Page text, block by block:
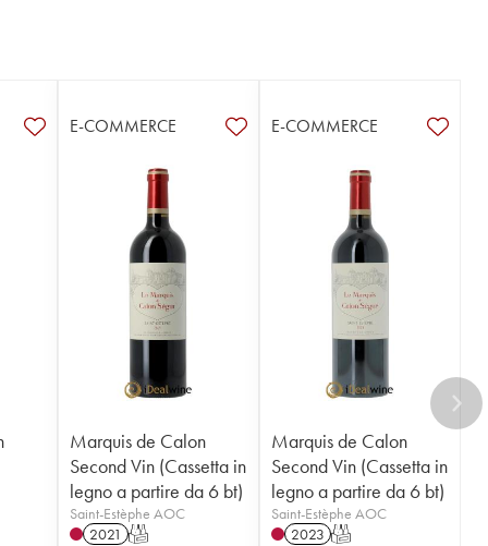
E-COMMERCE
Marquis de Calon
Second Vin (Cassetta in
legno a partire da 6 bt)
Saint-Estèphe AOC
2021 T
E-COMMERCE
Marquis de Calon
Second Vin (Cassetta in
legno a partire da 6 bt)
Saint-Estèphe AOC
2023 T